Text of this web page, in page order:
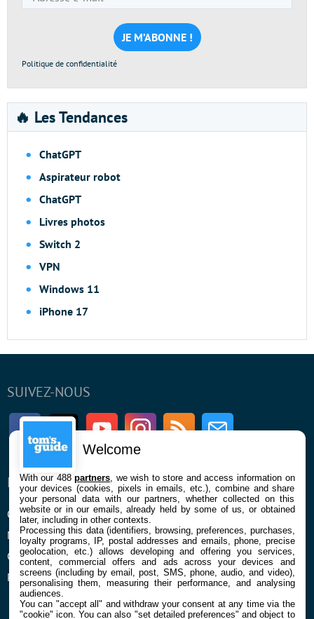
e-
mail
*
Politique de confidentialité
🔥 Les Tendances
ChatGPT
Aspirateur robot
ChatGPT
Livres photos
Switch 2
VPN
Windows 11
iPhone 17
SUIVEZ-NOUS
FacebookTwitter Youtube InstagramRSS Newsletter
ENTREPRISE
Qui sommes nous
Mentions légales et CGU
Confidentialité et Cookies
Préférences cookies
À PROPOS
La rédaction
Contact
Welcome
With our 488partners , we wish to store and access information on
your devices (cookies, pixels in emails, etc.), combine and share
your personal data with our partners, whether collected on this
website or in our emails, already held by some of us, or obtained
later, including in other contexts.
Processing this data (identifiers, browsing, preferences, purchases,
loyalty programs, IP, postal addresses and emails, phone, precise
geolocation, etc.) allows developing and offering you services,
content, commercial offers and ads across your devices and
screens (including by email, post, SMS, phone, audio, and video),
personalising them, measuring their performance, and analysing
audiences.
You can "accept all" and withdraw your consent at any time via the
"cookie" icon. You can also "set detailed preferences" and object to